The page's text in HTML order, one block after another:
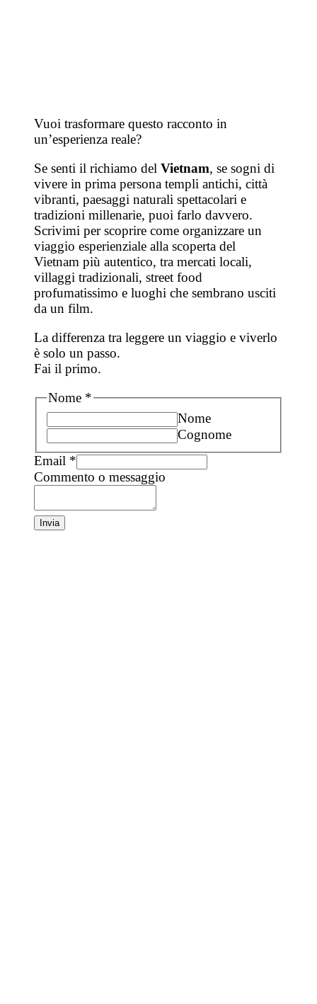
Vuoi trasformare questo racconto in
un’esperienza reale?
Se senti il richiamo del Vietnam, se sogni di
vivere in prima persona templi antichi, città
vibranti, paesaggi naturali spettacolari e
tradizioni millenarie, puoi farlo davvero.
Scrivimi per scoprire come organizzare un
viaggio esperienziale alla scoperta del
Vietnam più autentico, tra mercati locali,
villaggi tradizionali, street food
profumatissimo e luoghi che sembrano usciti
da un film.
La differenza tra leggere un viaggio e viverlo
è solo un passo.
Fai il primo.
Nome *
Nome
Cognome
Email *
Commento o messaggio
Invia